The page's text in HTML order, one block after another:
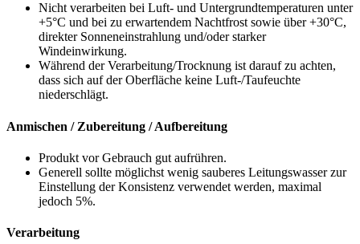
Nicht verarbeiten bei Luft- und Untergrundtemperaturen unter
+5°C und bei zu erwartendem Nachtfrost sowie über +30°C,
direkter Sonneneinstrahlung und/oder starker
Windeinwirkung.
Während der Verarbeitung/Trocknung ist darauf zu achten,
dass sich auf der Oberfläche keine Luft-/Taufeuchte
niederschlägt.
Anmischen / Zubereitung / Aufbereitung
Produkt vor Gebrauch gut aufrühren.
Generell sollte möglichst wenig sauberes Leitungswasser zur
Einstellung der Konsistenz verwendet werden, maximal
jedoch 5%.
Verarbeitung